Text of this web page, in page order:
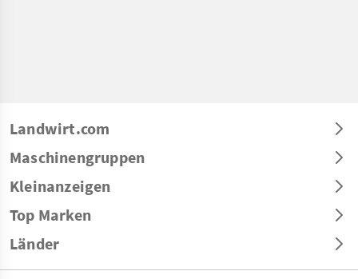
Landwirt.com
Maschinengruppen
Kleinanzeigen
Top Marken
Länder